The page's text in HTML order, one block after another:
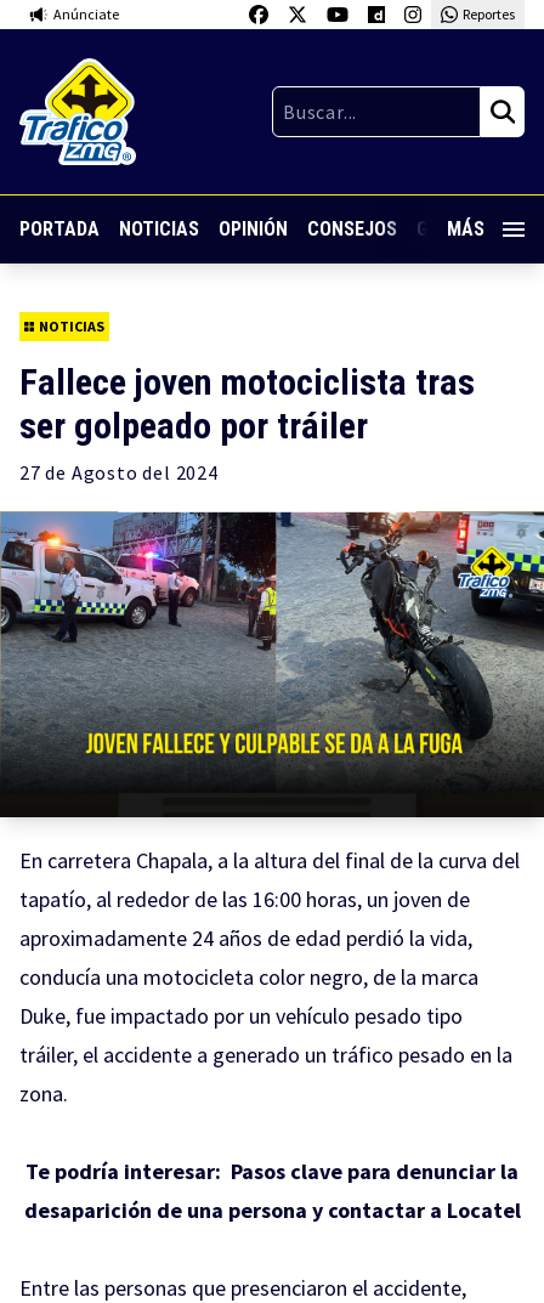
Anúnciate Reportes
PORTADA NOTICIAS OPINIÓN CONSEJOS GUARDIA
MÁS
NOTICIAS
Fallece joven motociclista tras
ser golpeado por tráiler
27 de Agosto del 2024
En carretera Chapala, a la altura del final de la curva del
tapatío, al rededor de las 16:00 horas, un joven de
aproximadamente 24 años de edad perdió la vida,
conducía una motocicleta color negro, de la marca
Duke, fue impactado por un vehículo pesado tipo
tráiler, el accidente a generado un tráfico pesado en la
zona.
Te podría interesar: Pasos clave para denunciar la
desaparición de una persona y contactar a Locatel
Entre las personas que presenciaron el accidente,